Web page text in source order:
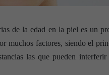
de la edad en la piel es un
muchos factores, siendo el
las que pueden